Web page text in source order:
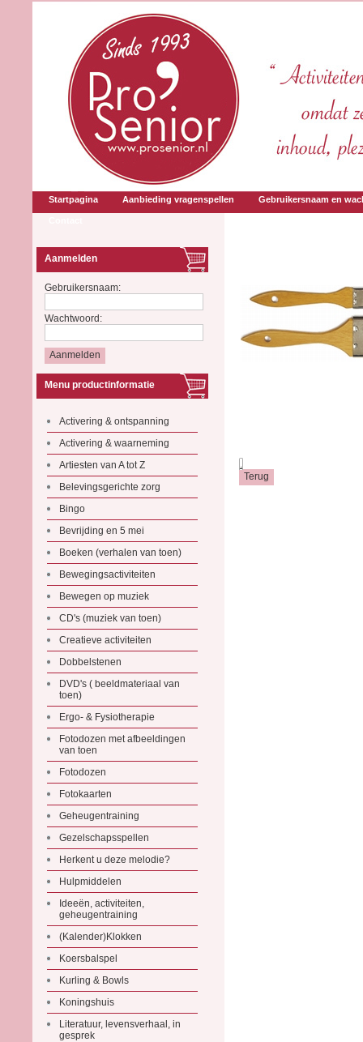
Startpagina Aanbieding vragenspellen Gebruikersnaam en
Aanmelden
Gebruikersnaam:
Wachtwoord:
Menu productinformatie
Activering & ontspanning
Activering & waarneming
Artiesten van A tot Z
Belevingsgerichte zorg
Bingo
Bevrijding en 5 mei
Boeken (verhalen van toen)
Bewegingsactiviteiten
Bewegen op muziek
CD's (muziek van toen)
Creatieve activiteiten
Dobbelstenen
DVD's ( beeldmateriaal van
toen)
Ergo- & Fysiotherapie
Fotodozen met afbeeldingen
van toen
Fotodozen
Fotokaarten
Geheugentraining
Gezelschapsspellen
Herkent u deze melodie?
Hulpmiddelen
Ideeën, activiteiten,
geheugentraining
(Kalender)Klokken
Koersbalspel
Kurling & Bowls
Koningshuis
Literatuur, levensverhaal, in
gesprek
.